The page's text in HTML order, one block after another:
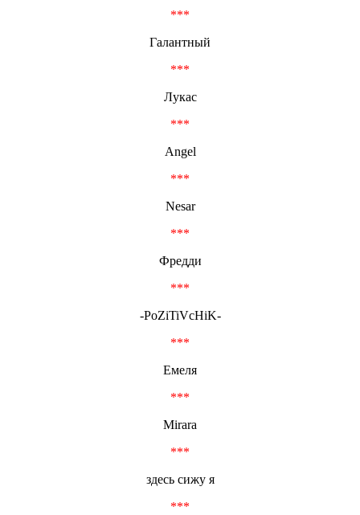
***
Галантный
***
Лукас
***
Angel
***
Nesar
***
Фредди
***
-PoZiTiVcHiK-
***
Емеля
***
Mirara
***
здесь сижу я
***